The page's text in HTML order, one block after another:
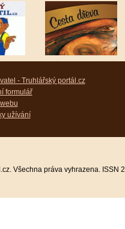
- Truhlářský portál.cz
formulář
užívání
Všechna práva vyhrazena.